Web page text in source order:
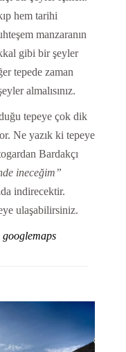
hem tarihi
manzaranın
gibi bir şeyler
tepede zaman
almalısınız.
tepeye çok dik
Ne yazık ki tepeye
Bardakçı
ineceğim”
indirecektir.
ulaşabilirsiniz.
googlemaps